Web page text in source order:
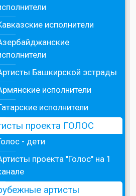
исполнители
Башкирской эстрады
исполнители
исполнители
проекта ГОЛОС
- дети
проекта "Голос" на 1
артисты